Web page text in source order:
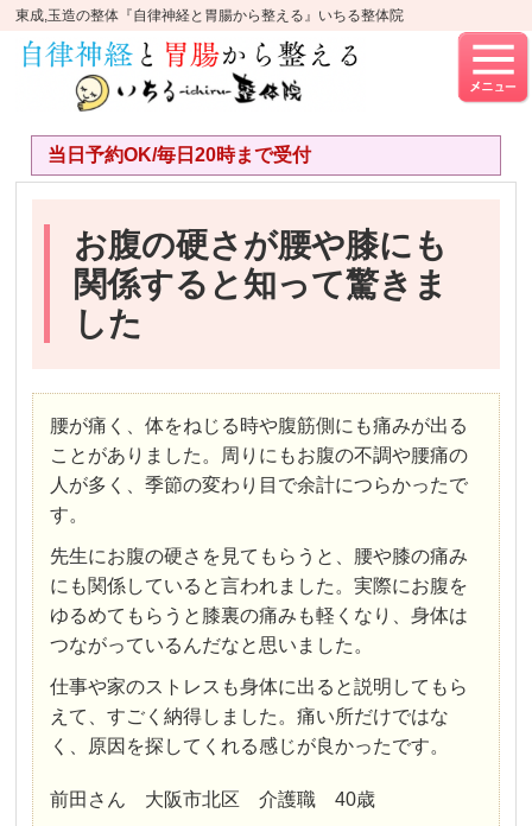
東成,玉造の整体『自律神経と胃腸から整える』いちる整体院
当日予約OK/毎日20時まで受付
お腹の硬さが腰や膝にも
関係すると知って驚きま
した
腰が痛く、体をねじる時や腹筋側にも痛みが出る
ことがありました。周りにもお腹の不調や腰痛の
人が多く、季節の変わり目で余計につらかったで
す。
先生にお腹の硬さを見てもらうと、腰や膝の痛み
にも関係していると言われました。実際にお腹を
ゆるめてもらうと膝裏の痛みも軽くなり、身体は
つながっているんだなと思いました。
仕事や家のストレスも身体に出ると説明してもら
えて、すごく納得しました。痛い所だけではな
く、原因を探してくれる感じが良かったです。
前田さん 大阪市北区 介護職 40歳